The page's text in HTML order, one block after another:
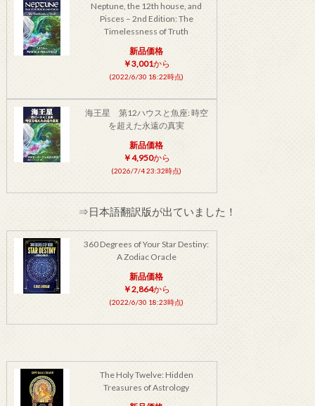
Neptune, the 12th house, and
Pisces – 2nd Edition: The
Timelessness of Truth
新品価格
￥3,001から
(2022/6/30 18:22時点)
海王星 第12ハウスと魚座: 時空
を超えた永遠の真実
新品価格
￥4,950から
(2026/7/4 23:32時点)
⇒日本語翻訳版が出ていました！
360 Degrees of Your Star Destiny:
A Zodiac Oracle
新品価格
￥2,864から
(2022/6/30 18:23時点)
The Holy Twelve: Hidden
Treasures of Astrology